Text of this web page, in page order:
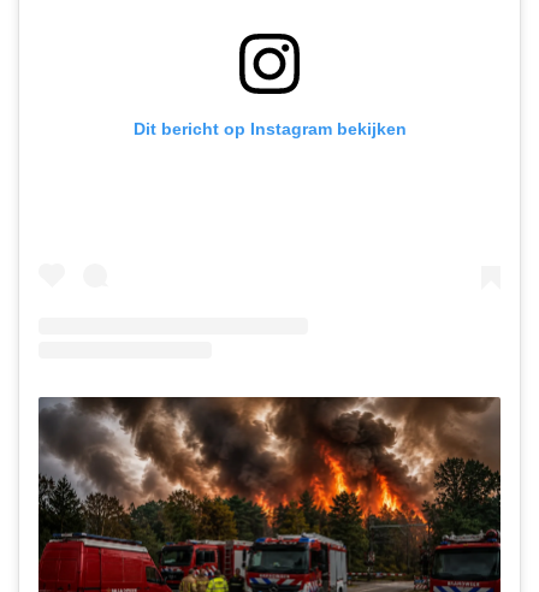
Dit bericht op Instagram bekijken